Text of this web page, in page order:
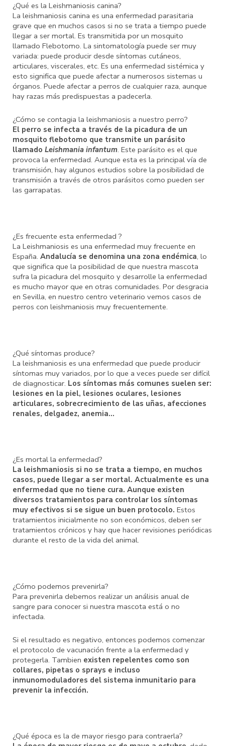
¿Qué es la Leishmaniosis canina?
La leishmaniosis canina es una enfermedad parasitaria
grave que en muchos casos si no se trata a tiempo puede
llegar a ser mortal. Es transmitida por un mosquito
llamado Flebotomo. La sintomatología puede ser muy
variada: puede producir desde síntomas cutáneos,
articulares, viscerales, etc. Es una enfermedad sistémica y
esto significa que puede afectar a numerosos sistemas u
órganos. Puede afectar a perros de cualquier raza, aunque
hay razas más predispuestas a padecerla.
¿Cómo se contagia la leishmaniosis a nuestro perro?
El perro se infecta a través de la picadura de un
mosquito flebotomo que transmite un parásito
llamado Leishmania infantum. Este parásito es el que
provoca la enfermedad. Aunque esta es la principal vía de
transmisión, hay algunos estudios sobre la posibilidad de
transmisión a través de otros parásitos como pueden ser
las garrapatas.
¿Es frecuente esta enfermedad ?
La Leishmaniosis es una enfermedad muy frecuente en
España. Andalucía se denomina una zona endémica, lo
que significa que la posibilidad de que nuestra mascota
sufra la picadura del mosquito y desarrolle la enfermedad
es mucho mayor que en otras comunidades. Por desgracia
en Sevilla, en nuestro centro veterinario vemos casos de
perros con leishmaniosis muy frecuentemente.
¿Qué síntomas produce?
La leishmaniosis es una enfermedad que puede producir
síntomas muy variados, por lo que a veces puede ser difícil
de diagnosticar. Los síntomas más comunes suelen ser:
lesiones en la piel, lesiones oculares, lesiones
articulares, sobrecrecimiento de las uñas, afecciones
renales, delgadez, anemia…
¿Es mortal la enfermedad?
La leishmaniosis si no se trata a tiempo, en muchos
casos, puede llegar a ser mortal. Actualmente es una
enfermedad que no tiene cura. Aunque existen
diversos tratamientos para controlar los síntomas
muy efectivos si se sigue un buen protocolo. Estos
tratamientos inicialmente no son económicos, deben ser
tratamientos crónicos y hay que hacer revisiones periódicas
durante el resto de la vida del animal.
¿Cómo podemos prevenirla?
Para prevenirla debemos realizar un análisis anual de
sangre para conocer si nuestra mascota está o no
infectada.
Si el resultado es negativo, entonces podemos comenzar
el protocolo de vacunación frente a la enfermedad y
protegerla. Tambien existen repelentes como son
collares, pipetas o sprays e incluso
inmunomoduladores del sistema inmunitario para
prevenir la infección.
¿Qué época es la de mayor riesgo para contraerla?